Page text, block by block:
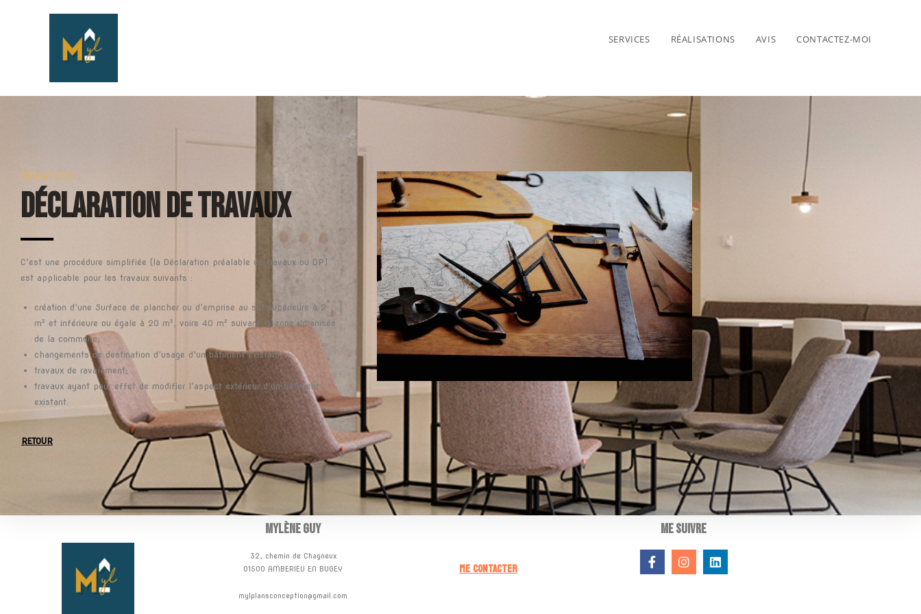
SERVICES RÉALISATIONS AVIS CONTACTEZ-MOI
SERVICES
Déclaration de travaux
C’est une procédure simplifiée (la Déclaration préalable de travaux ou DP)
est applicable pour les travaux suivants :
création d’une Surface de plancher ou d’emprise au sol supérieure à 2
m² et inférieure ou égale à 20 m², voire 40 m² suivant la zone urbanisée
de la commune;
changements de destination d’usage d’un bâtiment existant;
travaux de ravalement;
travaux ayant pour effet de modifier l’aspect extérieur d’un bâtiment
existant.
RETOUR
Mylène GUY
32, chemin de Chagneux
01500 AMBERIEU EN BUGEY
mylplansconception@gmail.com
ME CONTACTER
Me suivre